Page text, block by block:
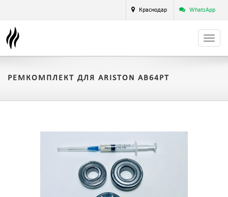
Краснодар WhatsApp
РЕМКОМПЛЕКТ ДЛЯ ARISTON AB64PT